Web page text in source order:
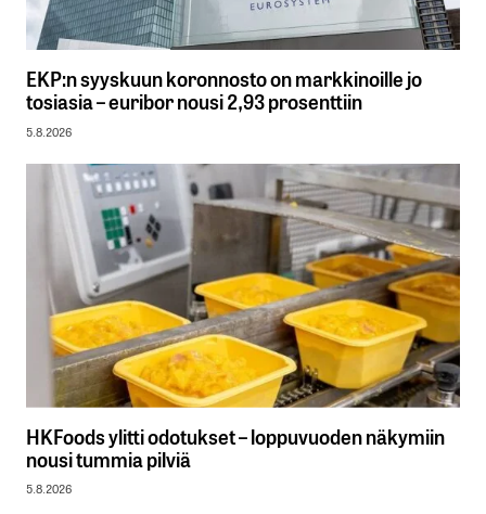
EKP:n syyskuun koronnosto on markkinoille jo
tosiasia – euribor nousi 2,93 prosenttiin
5.8.2026
HKFoods ylitti odotukset – loppuvuoden näkymiin
nousi tummia pilviä
5.8.2026